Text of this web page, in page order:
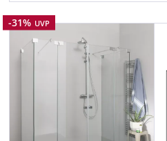
Rabatt
-31% UVP